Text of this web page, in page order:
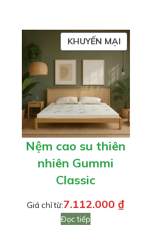
KHUYẾN MẠISẢN
PHẨM
ĐANG
GIẢM
GIÁ
Nệm cao su thiên
nhiên Gummi
Classic
Giá chỉ từ:7.112.000 ₫
Đọc tiếp